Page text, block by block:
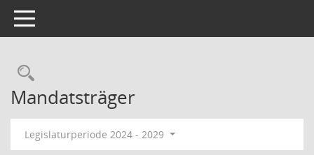
Toggle navigation
Mandatsträger
Legislaturperiode 2024 - 2029